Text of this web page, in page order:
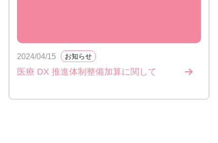
2024/04/15 お知らせ
医療 DX 推進体制整備加算に関して